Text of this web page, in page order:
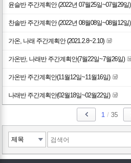
윤슬반 주간계획안 (2022년 07월25일~07월29일)
찬솔반 주간계획안 (2022년 08월08일~08월12일)
가온, 나래 주간계획안 (2021.2.8~2.10)
가온반, 나래반 주간계획안(7월22일~7월26일)
가온반 주간계획안(11월12일~11월16일)
나래반 주간계획안(02월18일~02월22일)
1 / 35